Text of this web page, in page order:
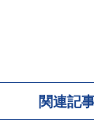
関連記